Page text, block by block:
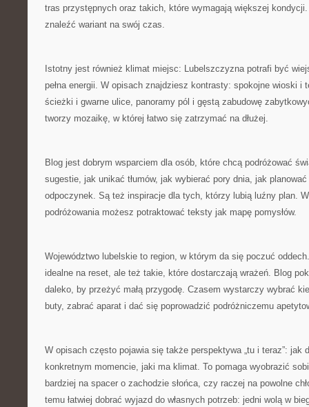
tras przystępnych oraz takich, które wymagają większej
znaleźć wariant na swój czas.
Istotny jest również klimat miejsc: Lubelszczyzna potrafi być
pełna energii. W opisach znajdziesz kontrasty: spokojne wioski i
ścieżki i gwarne ulice, panoramy pól i gęstą zabudowę
tworzy mozaikę, w której łatwo się zatrzymać na dłużej.
Blog jest dobrym wsparciem dla osób, które chcą podróżować
sugestie, jak unikać tłumów, jak wybierać pory dnia, jak
odpoczynek. Są też inspiracje dla tych, którzy lubią luźny plan.
podróżowania możesz potraktować teksty jak mapę pomysłów.
Województwo lubelskie to region, w którym da się poczuć
idealne na reset, ale też takie, które dostarczają wrażeń. Blog
daleko, by przeżyć małą przygodę. Czasem wystarczy wybrać
buty, zabrać aparat i dać się poprowadzić podróżniczemu
W opisach często pojawia się także perspektywa „tu i teraz”: jak
konkretnym momencie, jaki ma klimat. To pomaga wyobrazić
bardziej na spacer o zachodzie słońca, czy raczej na powolne
temu łatwiej dobrać wyjazd do własnych potrzeb: jedni wolą w